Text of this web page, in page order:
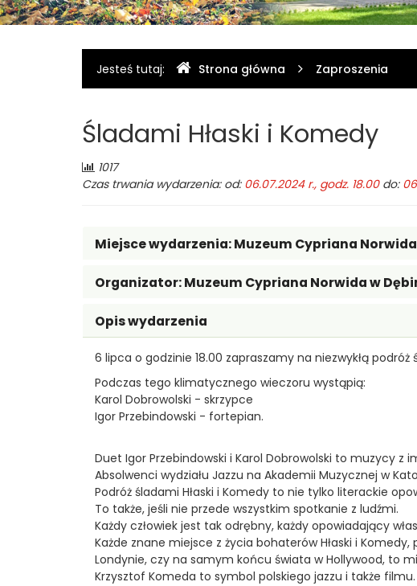
Gdzie
jesteśmy
Jesteś tutaj: Strona główna Zaproszenia
Śladami Hłaski i Komedy
Liczba
odwiedzających:
1017
Czas trwania wydarzenia: od: 06.07.2024 r., godz. 18.00do:
Miejsce wydarzenia:Muzeum Cypriana
Organizator:Muzeum Cypriana Norwida w
Opis wydarzenia
6 lipca o godzinie 18.00 zapraszamy na niezwykłą
Podczas tego klimatycznego wieczoru wystąpią:
Karol Dobrowolski - skrzypce
Igor Przebindowski - fortepian.
Duet Igor Przebindowski i Karol Dobrowolski to muzycy z
Absolwenci wydziału Jazzu na Akademii Muzycznej w
Podróż śladami Hłaski i Komedy to nie tylko literackie
To także, jeśli nie przede wszystkim spotkanie z ludźmi.
Każdy człowiek jest tak odrębny, każdy opowiadający
Każde znane miejsce z życia bohaterów Hłaski i
Londynie, czy na samym końcu świata w Hollywood, to
Krzysztof Komeda to symbol polskiego jazzu i także